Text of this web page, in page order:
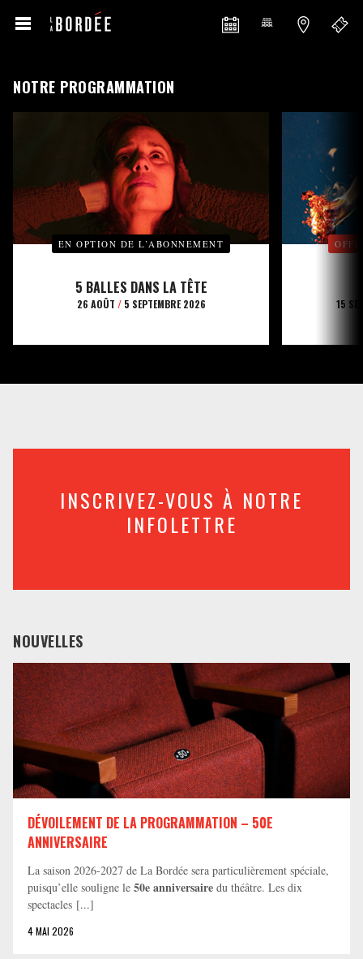
NOTRE PROGRAMMATION
EN OPTION DE L’ABONNEMENT
5 BALLES DANS LA TÊTE
26 AOÛT /5 SEPTEMBRE 2026 15
INSCRIVEZ-VOUS À NOTRE
INFOLETTRE
NOUVELLES
DÉVOILEMENT DE LA PROGRAMMATION – 50E
ANNIVERSAIRE
La saison 2026-2027 de La Bordée sera particulièrement spéciale,
puisqu’elle souligne le 50e anniversaire du théâtre. Les dix
spectacles [...]
4 MAI 2026